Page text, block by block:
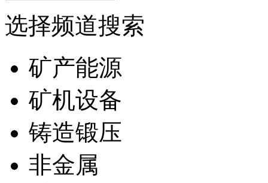
选择频道搜索
矿产能源
矿机设备
铸造锻压
非金属